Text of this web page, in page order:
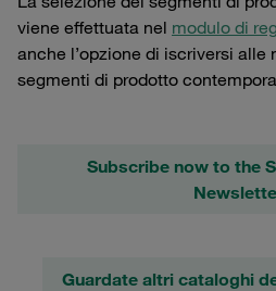
viene effettuata nel modulo di
anche l’opzione di iscriversi alle
segmenti di prodotto
Subscribe now to the
Guardate altri cataloghi